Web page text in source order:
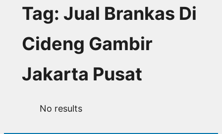
Tag: Jual Brankas Di
Cideng Gambir
Jakarta Pusat
No results